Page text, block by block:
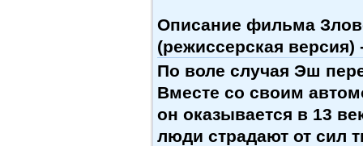
Описание фильма
(режиссерская
По воле случая Эш
Вместе со своим
он оказывается в 13
люди страдают от сил